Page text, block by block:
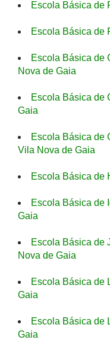
Escola Básica de
Escola Básica de
Escola Básica de
Nova de Gaia
Escola Básica de
Gaia
Escola Básica de
Vila Nova de Gaia
Escola Básica de
Escola Básica de
Gaia
Escola Básica de
Nova de Gaia
Escola Básica de
Gaia
Escola Básica de
Gaia